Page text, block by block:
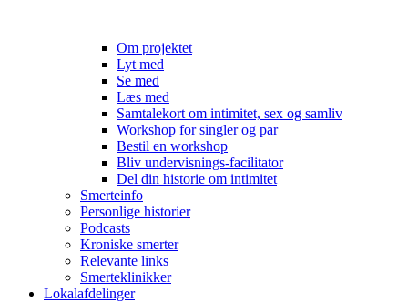
Om projektet
Lyt med
Se med
Læs med
Samtalekort om intimitet, sex og samliv
Workshop for singler og par
Bestil en workshop
Bliv undervisnings-facilitator
Del din historie om intimitet
Smerteinfo
Personlige historier
Podcasts
Kroniske smerter
Relevante links
Smerteklinikker
Lokalafdelinger